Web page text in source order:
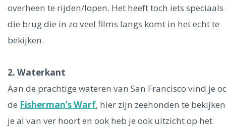
Dublin
Hong Kong München Wenen Budapest
Madrid
Vancouver
Alles bekijken
overheen te rijden/lopen. Het heeft toch iets
die brug die in zo veel films langs komt in het echt te
bekijken.
2. Waterkant
Aan de prachtige wateren van San Francisco vind je
de Fisherman’s Warf, hier zijn zeehonden te
je al van ver hoort en ook heb je ook uitzicht op het